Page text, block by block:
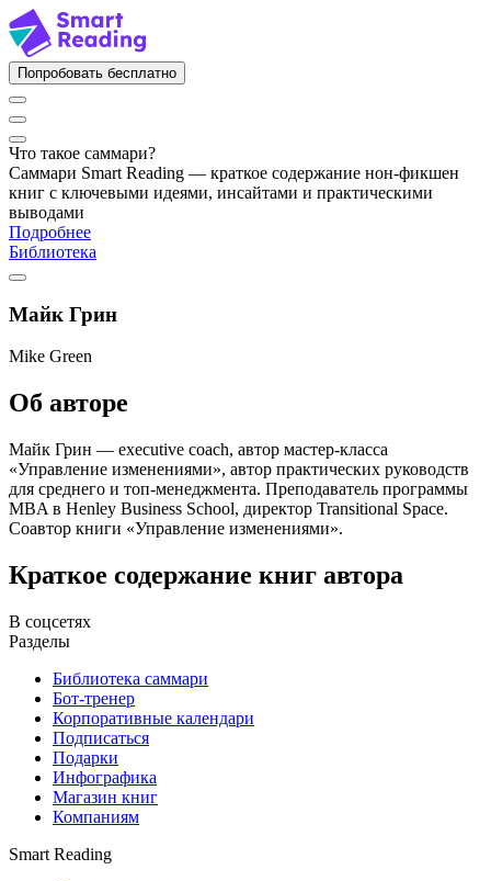
Попробовать бесплатно
Что такое саммари?
Саммари Smart Reading — краткое содержание нон-фикшен
книг с ключевыми идеями, инсайтами и практическими
выводами
Подробнее
Библиотека
Майк Грин
Mike Green
Об авторе
Майк Грин — executive coach, автор мастер-класса
«Управление изменениями», автор практических руководств
для среднего и топ-менеджмента. Преподаватель программы
MBA в Henley Business School, директор Transitional Space.
Соавтор книги «Управление изменениями».
Краткое содержание книг автора
В соцсетях
Разделы
Библиотека саммари
Бот-тренер
Корпоративные календари
Подписаться
Подарки
Инфографика
Магазин книг
Компаниям
Smart Reading